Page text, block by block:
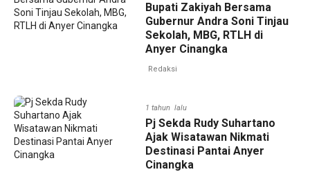
Bupati Zakiyah Bersama
Gubernur Andra Soni Tinjau
Sekolah, MBG, RTLH di
Anyer Cinangka
Redaksi
1 tahun lalu
Pj Sekda Rudy Suhartano
Ajak Wisatawan Nikmati
Destinasi Pantai Anyer
Cinangka